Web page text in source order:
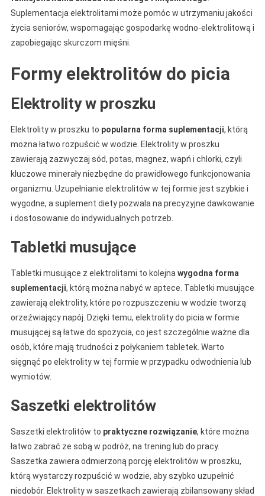
Suplementacja elektrolitami może pomóc w utrzymaniu jakości
życia seniorów, wspomagając gospodarkę wodno-elektrolitową i
zapobiegając skurczom mięśni.
Formy elektrolitów do picia
Elektrolity w proszku
Elektrolity w proszku to popularna forma suplementacji, którą
można łatwo rozpuścić w wodzie. Elektrolity w proszku
zawierają zazwyczaj sód, potas, magnez, wapń i chlorki, czyli
kluczowe minerały niezbędne do prawidłowego funkcjonowania
organizmu. Uzupełnianie elektrolitów w tej formie jest szybkie i
wygodne, a suplement diety pozwala na precyzyjne dawkowanie
i dostosowanie do indywidualnych potrzeb.
Tabletki musujące
Tabletki musujące z elektrolitami to kolejna wygodna forma
suplementacji, którą można nabyć w aptece. Tabletki musujące
zawierają elektrolity, które po rozpuszczeniu w wodzie tworzą
orzeźwiający napój. Dzięki temu, elektrolity do picia w formie
musującej są łatwe do spożycia, co jest szczególnie ważne dla
osób, które mają trudności z połykaniem tabletek. Warto
sięgnąć po elektrolity w tej formie w przypadku odwodnienia lub
wymiotów.
Saszetki elektrolitów
Saszetki elektrolitów to praktyczne rozwiązanie, które można
łatwo zabrać ze sobą w podróż, na trening lub do pracy.
Saszetka zawiera odmierzoną porcję elektrolitów w proszku,
którą wystarczy rozpuścić w wodzie, aby szybko uzupełnić
niedobór. Elektrolity w saszetkach zawierają zbilansowany skład